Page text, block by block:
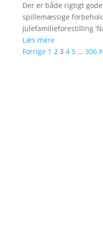
Der er både rigtigt
spillemæssige
julefamilieforestilling
Læs mere
Forrige 1 2 3 4 5 … 306